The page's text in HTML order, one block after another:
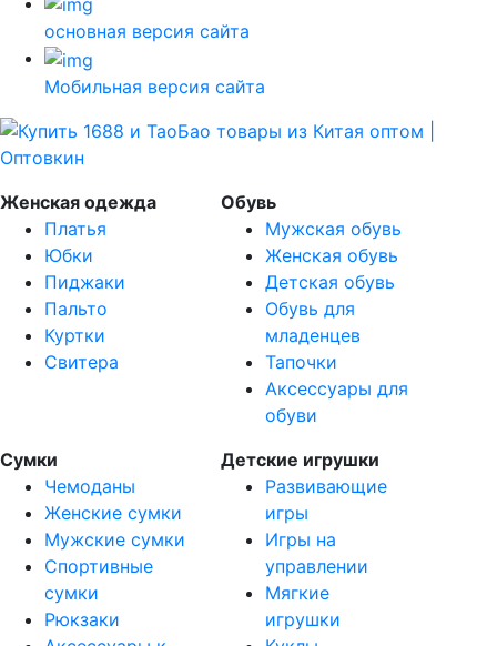
основная версия сайта
Мобильная версия сайта
Женская одежда
Платья
Юбки
Пиджаки
Пальто
Куртки
Свитера
Обувь
Мужская обувь
Женская обувь
Детская обувь
Обувь для
младенцев
Тапочки
Аксессуары для
обуви
Сумки
Чемоданы
Женские сумки
Мужские сумки
Спортивные
сумки
Рюкзаки
Детские игрушки
Развивающие
игры
Игры на
управлении
Мягкие
игрушки